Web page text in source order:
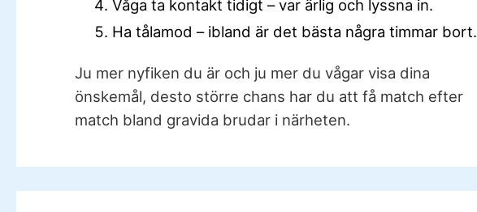
Våga ta kontakt tidigt – var ärlig och lyssna in.
Ha tålamod – ibland är det bästa några timmar bort.
Ju mer nyfiken du är och ju mer du vågar visa dina
önskemål, desto större chans har du att få match efter
match bland gravida brudar i närheten.